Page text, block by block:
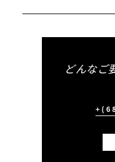
どんなご